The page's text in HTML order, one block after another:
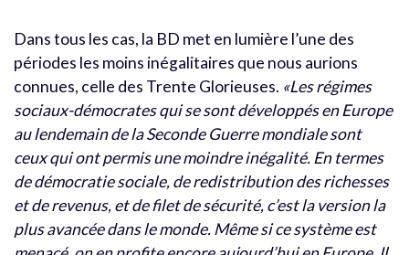
Dans tous les cas, la BD met en lumière l’une des
périodes les moins inégalitaires que nous aurions
connues, celle des Trente Glorieuses. «Les régimes
sociaux-démocrates qui se sont développés en Europe
au lendemain de la Seconde Guerre mondiale sont
ceux qui ont permis une moindre inégalité. En termes
de démocratie sociale, de redistribution des richesses
et de revenus, et de filet de sécurité, c’est la version la
plus avancée dans le monde. Même si ce système est